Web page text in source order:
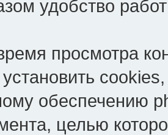
удобство
просмотра
обеспечению
целью